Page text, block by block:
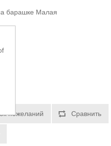
барашке Малая
пожеланий Сравнить